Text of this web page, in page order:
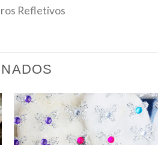
Refletivos
Adicionar
aos meus